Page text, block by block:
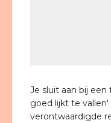
Je sluit aan bij
goed lijkt te vallen'
verontwaardigde